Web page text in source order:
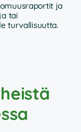
ja
tai
turvallisuutta.